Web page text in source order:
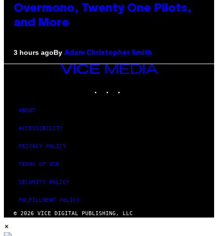
Overmono, Twenty One Pilots,
and More
3 hours agoBy Adam Christopher Smith
VICE
MEDIA
ABOUT
ACCESSIBILITY
PRIVACY POLICY
TERMS OF USE
SECURITY POLICY
FULFILLMENT POLICY
© 2026 VICE DIGITAL PUBLISHING, LLC
×